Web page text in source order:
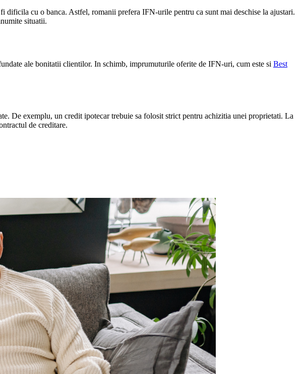
dificila cu o banca. Astfel, romanii prefera IFN-urile pentru ca sunt mai deschise la ajustari.
situatii.
ale bonitatii clientilor. In schimb, imprumuturile oferite de IFN-uri, cum este si Best
De exemplu, un credit ipotecar trebuie sa folosit strict pentru achizitia unei proprietati. La
de creditare.